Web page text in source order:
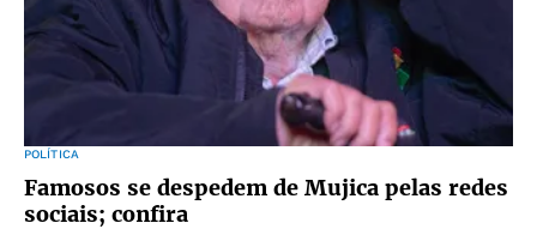
POLÍTICA
Famosos se despedem de Mujica pelas redes
sociais; confira